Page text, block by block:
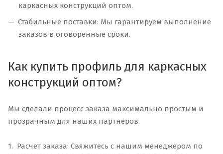
каркасных конструкций оптом.
Стабильные поставки: Мы гарантируем выполнение
заказов в оговоренные сроки.
Как купить профиль для каркасных
конструкций оптом?
Мы сделали процесс заказа максимально простым и
прозрачным для наших партнеров.
1. Расчет заказа: Свяжитесь с нашим менеджером по